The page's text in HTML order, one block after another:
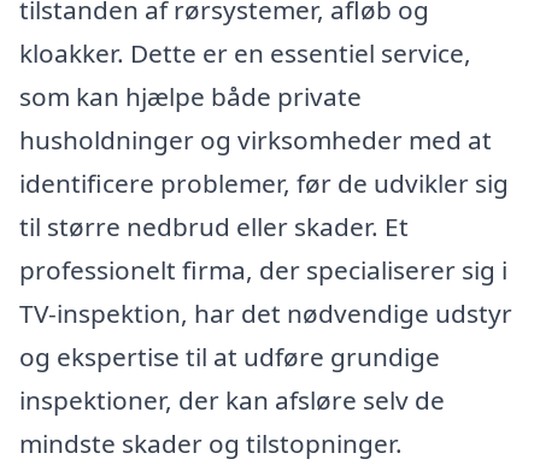
tilstanden af rørsystemer, afløb og
kloakker. Dette er en essentiel service,
som kan hjælpe både private
husholdninger og virksomheder med at
identificere problemer, før de udvikler sig
til større nedbrud eller skader. Et
professionelt firma, der specialiserer sig i
TV-inspektion, har det nødvendige udstyr
og ekspertise til at udføre grundige
inspektioner, der kan afsløre selv de
mindste skader og tilstopninger.